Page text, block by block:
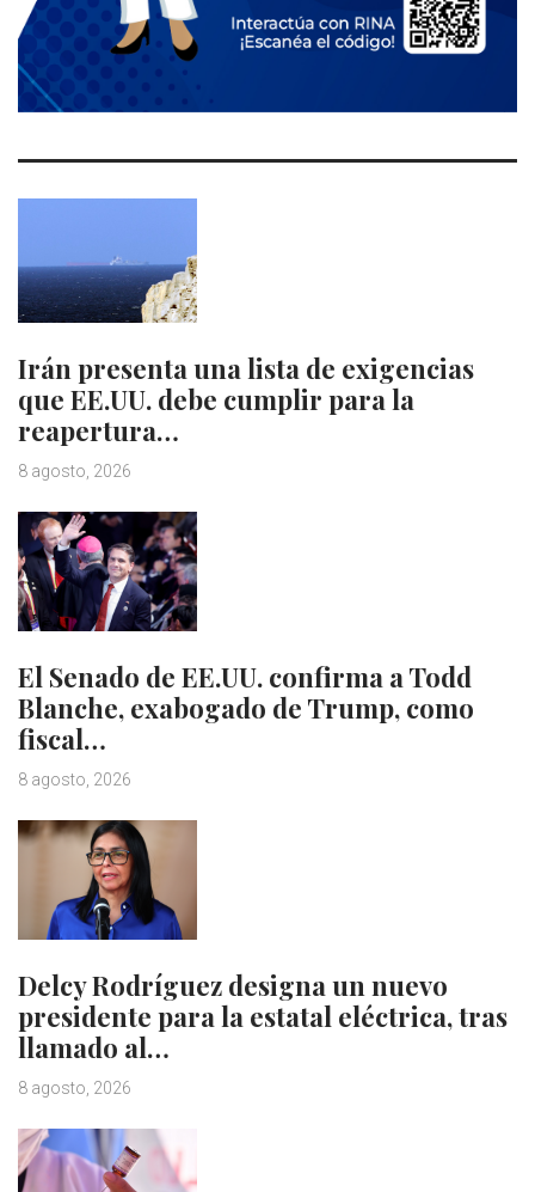
Irán presenta una lista de exigencias
que EE.UU. debe cumplir para la
reapertura…
8 agosto, 2026
El Senado de EE.UU. confirma a Todd
Blanche, exabogado de Trump, como
fiscal…
8 agosto, 2026
Delcy Rodríguez designa un nuevo
presidente para la estatal eléctrica, tras
llamado al…
8 agosto, 2026